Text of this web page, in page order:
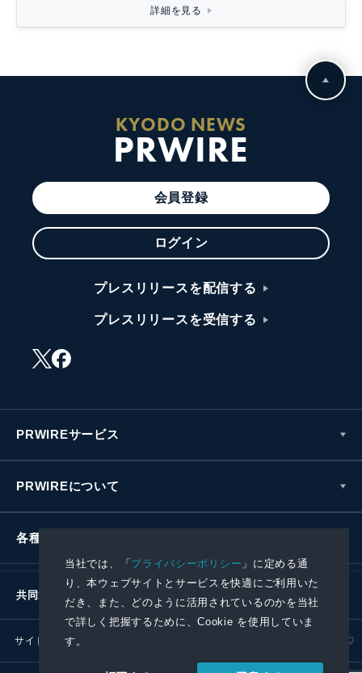
当社では、「プライバシーポリシー 」に定める通
り、本ウェブサイトとサービスを快適にご利用いた
だき、また、どのように活用されているのかを当社
で詳しく把握するために、Cookie を使用していま
す。
詳細を見る
KYODO NEWS
PRWIRE
会員登録
ログイン
プレスリリースを配信する
プレスリリースを受信する
PRWIREサービス
PRWIREについて
各種お問い合わせ
共同通信社グループ
サイトポリシー